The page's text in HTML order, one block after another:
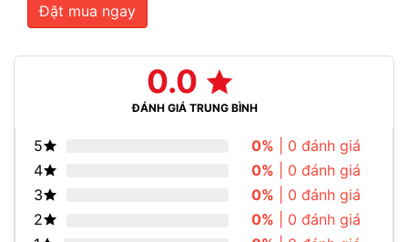
Đặt mua ngay
0.0
ĐÁNH GIÁ TRUNG BÌNH
5 0% | 0 đánh giá
4
0% | 0 đánh giá
3
0% | 0 đánh giá
2
0% | 0 đánh giá